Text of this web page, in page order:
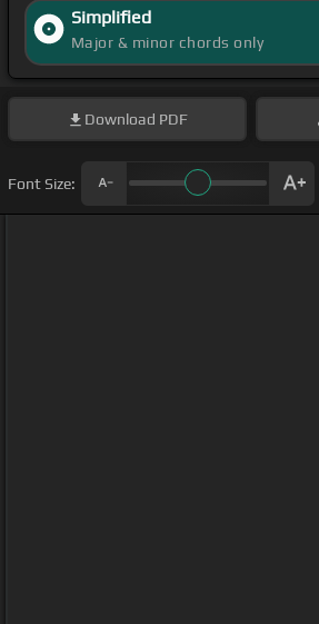
Simplified
Major & minor chords only
Download PDF
Font Size: